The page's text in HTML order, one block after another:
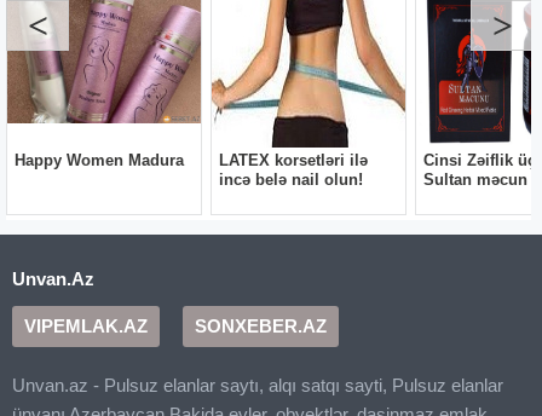
Unvan.Az
VIPEMLAK.AZ SONXEBER.AZ
Unvan.az - Pulsuz elanlar saytı, alqı satqı sayti, Pulsuz elanlar